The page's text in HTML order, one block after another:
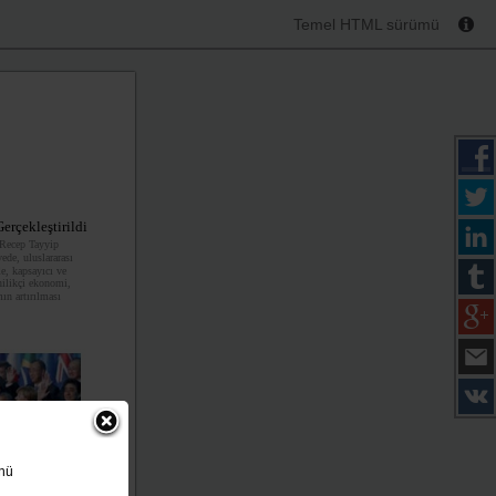
Temel HTML sürümü
Tayyip
uluslararası
kapsayıcı ve
ekonomi,
artırılması